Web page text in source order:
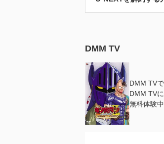
DMM TV
DMM TV
DMM TV
無料体験